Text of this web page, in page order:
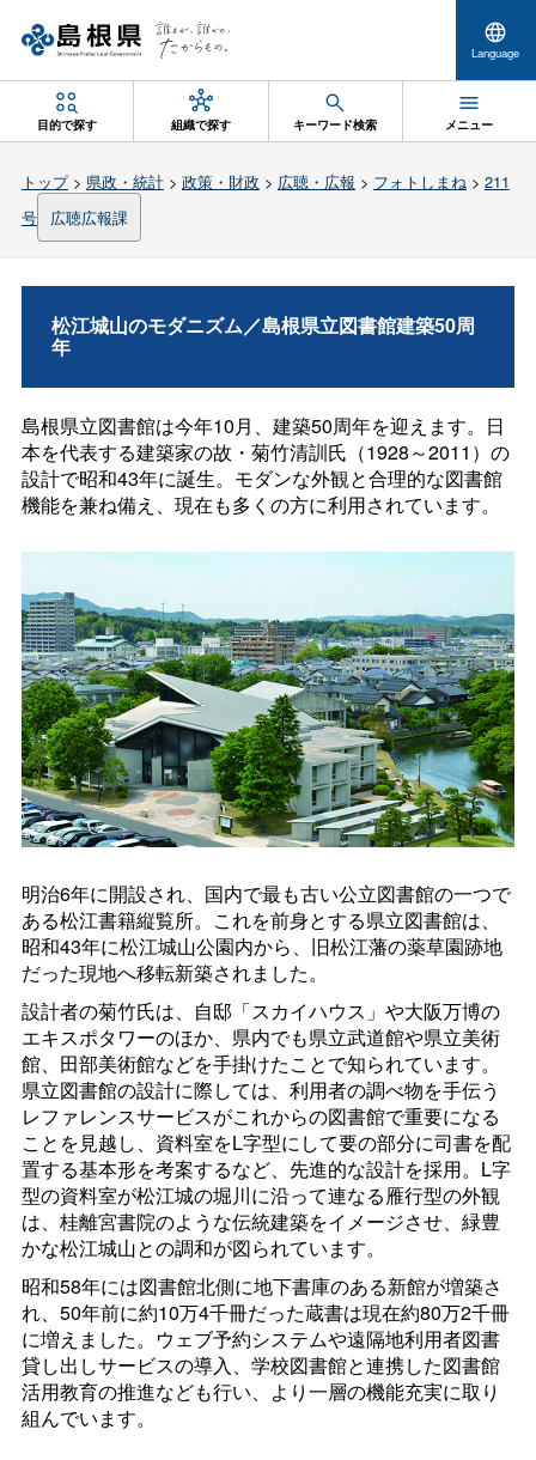
Language
目的で探す 組織で探す キーワード検索 メニュー
トップ> 県政・統計> 政策・財政 > 広聴・広報 > フォトしまね> 211
号
広聴広報課
松江城山のモダニズム／島根県立図書館建築50周
年
島根県立図書館は今年10月、建築50周年を迎えます。日
本を代表する建築家の故・菊竹清訓氏（1928～2011）の
設計で昭和43年に誕生。モダンな外観と合理的な図書館
機能を兼ね備え、現在も多くの方に利用されています。
明治6年に開設され、国内で最も古い公立図書館の一つで
ある松江書籍縦覧所。これを前身とする県立図書館は、
昭和43年に松江城山公園内から、旧松江藩の薬草園跡地
だった現地へ移転新築されました。
設計者の菊竹氏は、自邸「スカイハウス」や大阪万博の
エキスポタワーのほか、県内でも県立武道館や県立美術
館、田部美術館などを手掛けたことで知られています。
県立図書館の設計に際しては、利用者の調べ物を手伝う
レファレンスサービスがこれからの図書館で重要になる
ことを見越し、資料室をL字型にして要の部分に司書を配
置する基本形を考案するなど、先進的な設計を採用。L字
型の資料室が松江城の堀川に沿って連なる雁行型の外観
は、桂離宮書院のような伝統建築をイメージさせ、緑豊
かな松江城山との調和が図られています。
昭和58年には図書館北側に地下書庫のある新館が増築さ
れ、50年前に約10万4千冊だった蔵書は現在約80万2千冊
に増えました。ウェブ予約システムや遠隔地利用者図書
貸し出しサービスの導入、学校図書館と連携した図書館
活用教育の推進なども行い、より一層の機能充実に取り
組んでいます。